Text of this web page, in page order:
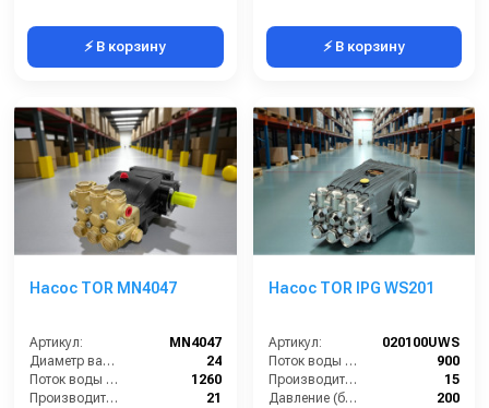
⚡ В корзину ⚡ В корзину
Насос TOR MN4047
Артикул:
MN4047
Диаметр вала (мм):
24
Поток воды (л/час):
1260
Производительность (л/мин):
21
Насос TOR IPG WS201
Артикул:
020100UWS
Поток воды (л/час):
900
Производительность (л/мин):
15
Давление (бар):
200